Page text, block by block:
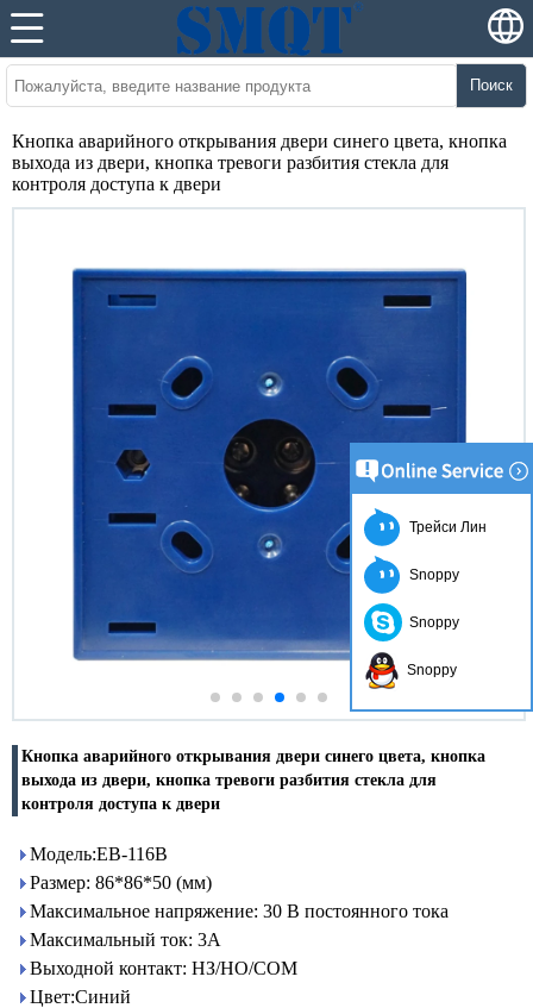
Поиск
Кнопка аварийного открывания двери синего цвета, кнопка
выхода из двери, кнопка тревоги разбития стекла для
контроля доступа к двери
Кнопка аварийного открывания двери синего цвета, кнопка
выхода из двери, кнопка тревоги разбития стекла для
контроля доступа к двери
Модель:EB-116B
Размер: 86*86*50 (мм)
Максимальное напряжение: 30 В постоянного тока
Максимальный ток: 3А
Выходной контакт: НЗ/НО/COM
Цвет:Синий
Трейси Лин
Snoppy
Snoppy
Snoppy